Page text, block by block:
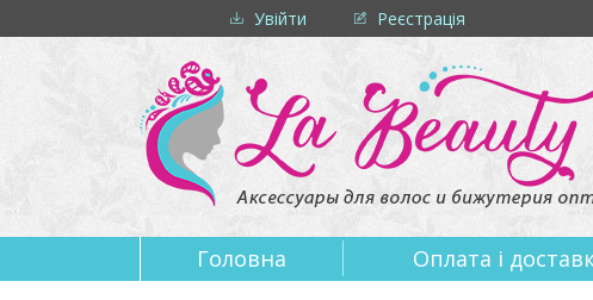
Увійти Реєстрація
Головна Оплата i